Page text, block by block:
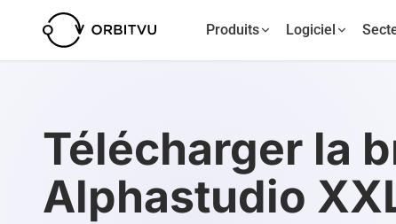
Produits Logiciel
Télécharger la
Alphastudio